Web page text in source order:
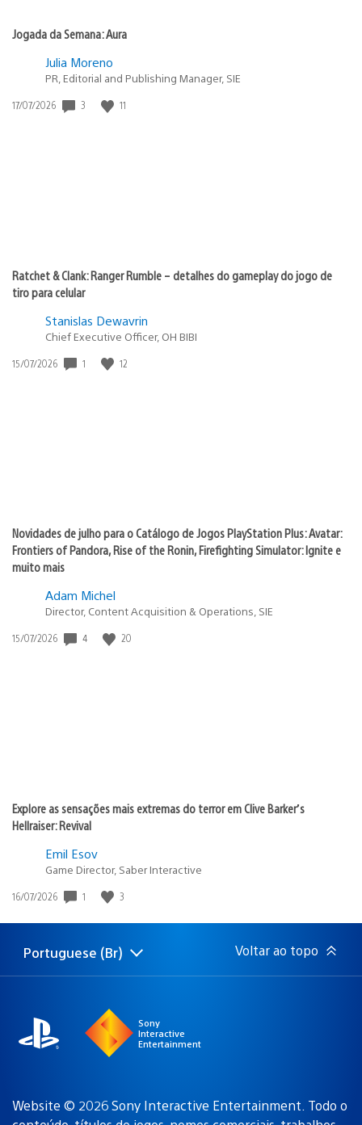
Jogada da Semana: Aura
Julia Moreno
PR, Editorial and Publishing Manager, SIE
Data
17/07/2026 3 11
Ratchet & Clank: Ranger Rumble – detalhes do gameplay do jogo de
tiro para celular
Stanislas Dewavrin
Chief Executive Officer, OH BIBI
Data
15/07/2026 1 12
Novidades de julho para o Catálogo de Jogos PlayStation Plus: Avatar:
Frontiers of Pandora, Rise of the Ronin, Firefighting Simulator: Ignite e
muito mais
Adam Michel
Director, Content Acquisition & Operations, SIE
Data
15/07/2026 4 20
Explore as sensações mais extremas do terror em Clive Barker’s
Hellraiser: Revival
Emil Esov
Game Director, Saber Interactive
Data
publicação:
16/07/2026 1 3
Selecione
Região
Portuguese (Br) Voltar ao topo
Sony
Interactive
Entertainment
Website © 2026 Sony Interactive Entertainment. Todo o